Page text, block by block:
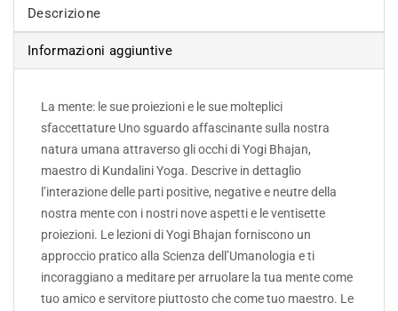
Descrizione
Informazioni aggiuntive
La mente: le sue proiezioni e le sue molteplici
sfaccettature Uno sguardo affascinante sulla nostra
natura umana attraverso gli occhi di Yogi Bhajan,
maestro di Kundalini Yoga. Descrive in dettaglio
l’interazione delle parti positive, negative e neutre della
nostra mente con i nostri nove aspetti e le ventisette
proiezioni. Le lezioni di Yogi Bhajan forniscono un
approccio pratico alla Scienza dell’Umanologia e ti
incoraggiano a meditare per arruolare la tua mente come
tuo amico e servitore piuttosto che come tuo maestro. Le